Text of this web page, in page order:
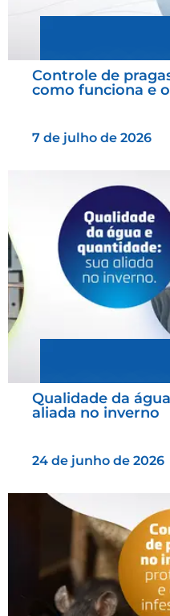
Controle de
como funciona e
7 de julho de 2026
Qualidade da
aliada no inverno
24 de junho de 2026